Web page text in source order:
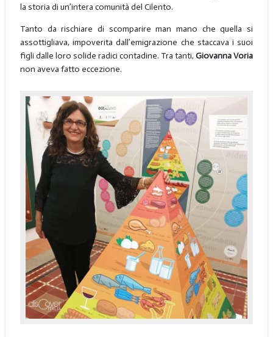
la storia di un’intera comunità del Cilento.
Tanto da rischiare di scomparire man mano che quella si
assottigliava, impoverita dall’emigrazione che staccava i suoi
figli dalle loro solide radici contadine. Tra tanti,Giovanna Voria
non aveva fatto eccezione.